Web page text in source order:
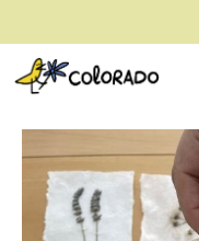
envío gratis a partir de 28€